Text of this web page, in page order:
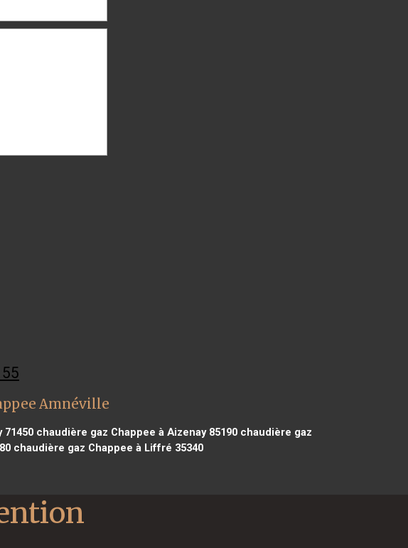
Amnéville
chaudière gaz Chappee à Aizenay 85190chaudière gaz
chaudière gaz Chappee à Liffré 35340